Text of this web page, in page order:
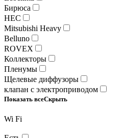
Бирюса
HEC
Mitsubishi Heavy
Belluno
ROVEX
Коллекторы
Пленумы
Щелевые диффузоры
клапан с электроприводом
Показать всеСкрыть
Wi Fi